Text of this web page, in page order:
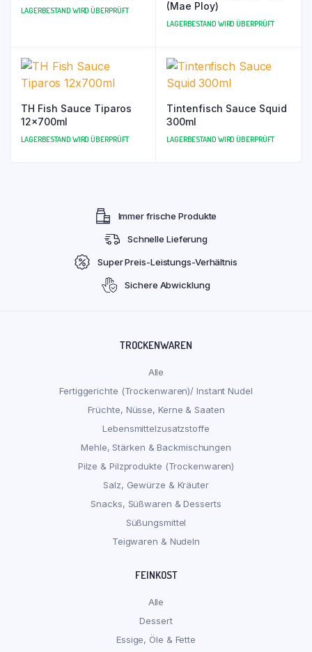
LAGERBESTAND WIRD ÜBERPRÜFT
(Mae Ploy)
LAGERBESTAND WIRD ÜBERPRÜFT
TH Fish Sauce Tiparos
12x700ml
LAGERBESTAND WIRD ÜBERPRÜFT
Tintenfisch Sauce Squid
300ml
LAGERBESTAND WIRD ÜBERPRÜFT
Immer frische Produkte
Schnelle Lieferung
Super Preis-Leistungs-Verhältnis
Sichere Abwicklung
TROCKENWAREN
Alle
Fertiggerichte (Trockenwaren)/ Instant Nudel
Früchte, Nüsse, Kerne & Saaten
Lebensmittelzusatzstoffe
Mehle, Stärken & Backmischungen
Pilze & Pilzprodukte (Trockenwaren)
Salz, Gewürze & Kräuter
Snacks, Süßwaren & Desserts
Süßungsmittel
Teigwaren & Nudeln
FEINKOST
Alle
Dessert
Essige, Öle & Fette